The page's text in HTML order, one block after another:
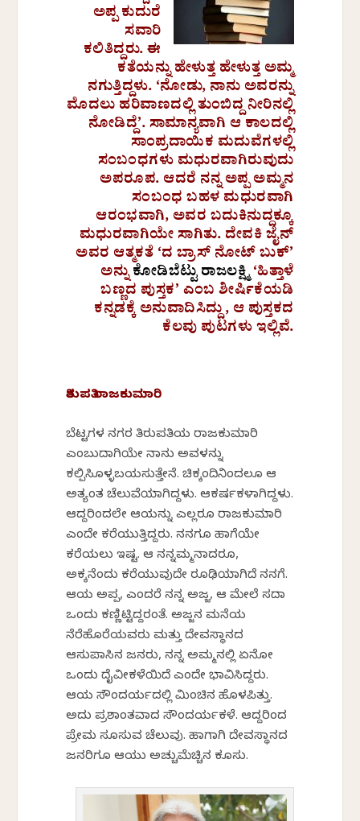
ಅಪ್ಪ ಕುದುರೆ
ಸವಾರಿ
ಕಲಿತಿದ್ದರು. ಈ
ಕತೆಯನ್ನು ಹೇಳುತ್ತ ಹೇಳುತ್ತ ಅಮ್ಮ
ನಗುತ್ತಿದ್ದಳು. ‘ನೋಡು, ನಾನು ಅವರನ್ನು
ಮೊದಲು ಹರಿವಾಣದಲ್ಲಿ ತುಂಬಿದ್ದ ನೀರಿನಲ್ಲಿ
ನೋಡಿದ್ದೆ’. ಸಾಮಾನ್ಯವಾಗಿ ಆ ಕಾಲದಲ್ಲಿ
ಸಾಂಪ್ರದಾಯಿಕ ಮದುವೆಗಳಲ್ಲಿ
ಸಂಬಂಧಗಳು ಮಧುರವಾಗಿರುವುದು
ಅಪರೂಪ. ಆದರೆ ನನ್ನ ಅಪ್ಪ ಅಮ್ಮನ
ಸಂಬಂಧ ಬಹಳ ಮಧುರವಾಗಿ
ಆರಂಭವಾಗಿ, ಅವರ ಬದುಕಿನುದ್ದಕ್ಕೂ
ಮಧುರವಾಗಿಯೇ ಸಾಗಿತು. ದೇವಕಿ ಜೈನ್
ಅವರ ಆತ್ಮಕತೆ ‘ದ ಬ್ರಾಸ್ ನೋಟ್‍ ಬುಕ್’
ಅನ್ನುಕೋಡಿಬೆಟ್ಟು ರಾಜಲಕ್ಷ್ಮಿ‘ಹಿತ್ತಾಳೆ
ಬಣ್ಣದ ಪುಸ್ತಕ’ ಎಂಬ ಶೀರ್ಷಿಕೆಯಡಿ
ಕನ್ನಡಕ್ಕೆಅನುವಾದಿಸಿದ್ದು, ಆ ಪುಸ್ತಕದ
ಕೆಲವು ಪುಟಗಳು ಇಲ್ಲಿವೆ.
ತಿರುಪತಿ ರಾಜಕುಮಾರಿ
ಬೆಟ್ಟಗಳ ನಗರ ತಿರುಪತಿಯ ರಾಜಕುಮಾರಿ
ಎಂಬುದಾಗಿಯೇ ನಾನು ಅವಳನ್ನು
ಕಲ್ಪಿಸಿಕೊಳ್ಳಬಯಸುತ್ತೇನೆ. ಚಿಕ್ಕಂದಿನಿಂದಲೂ ಆಕೆ
ಅತ್ಯಂತ ಚೆಲುವೆಯಾಗಿದ್ದಳು. ಆಕರ್ಷಕಳಾಗಿದ್ದಳು.
ಆದ್ದರಿಂದಲೇ ಆಕೆಯನ್ನು ಎಲ್ಲರೂ ರಾಜಕುಮಾರಿ
ಎಂದೇ ಕರೆಯುತ್ತಿದ್ದರು. ನನಗೂ ಹಾಗೆಯೇ
ಕರೆಯಲು ಇಷ್ಟ. ಆಕೆ ನನ್ನಮ್ಮನಾದರೂ,
ಅಕ್ಕನೆಂದು ಕರೆಯುವುದೇ ರೂಢಿಯಾಗಿದೆ ನನಗೆ.
ಆಕೆಯ ಅಪ್ಪ, ಎಂದರೆ ನನ್ನ ಅಜ್ಜ, ಆಕೆ ಮೇಲೆ ಸದಾ
ಒಂದು ಕಣ್ಣಿಟ್ಟಿದ್ದರಂತೆ. ಅಜ್ಜನ ಮನೆಯ
ನೆರೆಹೊರೆಯವರು ಮತ್ತು ದೇವಸ್ಥಾನದ
ಆಸುಪಾಸಿನ ಜನರು, ನನ್ನ ಅಮ್ಮನಲ್ಲಿ ಏನೋ
ಒಂದು ದೈವೀಕಳೆಯಿದೆ ಎಂದೇ ಭಾವಿಸಿದ್ದರು.
ಆಕೆಯ ಸೌಂದರ್ಯದಲ್ಲಿ ಮಿಂಚಿನ ಹೊಳಪಿತ್ತು.
ಅದು ಪ್ರಶಾಂತವಾದ ಸೌಂದರ್ಯಕಳೆ. ಆದ್ದರಿಂದ
ಪ್ರೇಮ ಸೂಸುವ ಚೆಲುವು. ಹಾಗಾಗಿ ದೇವಸ್ಥಾನದ
ಜನರಿಗೂ ಆಕೆಯು ಅಚ್ಚುಮೆಚ್ಚಿನ ಕೂಸು.